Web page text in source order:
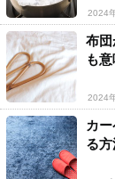
2024
布
も
2024
カ
る方